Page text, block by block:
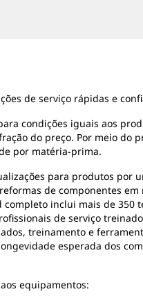
de serviço rápidas e
condições iguais aos
do preço. Por meio do
por matéria-prima.
para produtos por
de componentes em
inclui mais de 350
de serviço
treinamento e
esperada dos
equipamentos: